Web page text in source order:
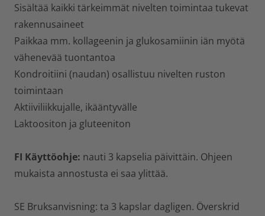
Sisältää kaikki tärkeimmät nivelten toimintaa tukevat
rakennusaineet
Paikkaa mm. kollageenin ja glukosamiinin iän myötä
vähenevää tuontantoa
Kondroitiini (naudan) osallistuu nivelten ruston
toimintaan
Aktiiviliikkujalle, ikääntyvälle
Laktoositon ja gluteeniton
FI Käyttöohje: nauti 3 kapselia päivittäin. Ohjeen
mukaista annostusta ei saa ylittää.
SE Bruksanvisning: ta 3 kapslar dagligen. Överskrid